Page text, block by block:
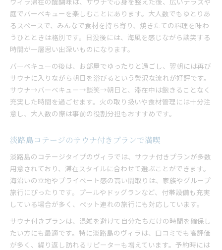
庭でバーベキューを楽しむことにあります。大人数でもゆとりあ
るスペースで、みんなで食材を持ち寄り、焼きたての料理を味わ
うひとときは格別です。日没後には、海風を感じながら談笑する
時間が一層思い出深いものになります。
バーベキューの後は、お部屋でゆったりと過ごし、翌朝には再び
サウナに入りながら朝日を浴びるという贅沢な流れが好評です。
サウナ→バーベキュー→談笑→朝日と、滞在中は飽きることなく
充実した時間を過ごせます。火の取り扱いや食材管理には十分注
意し、大人数の際は事前の役割分担もおすすめです。
淡路島コテージのサウナ付きプランで満喫
淡路島のコテージタイプのヴィラでは、サウナ付きプランが多数
用意されており、滞在スタイルに合わせて選ぶことができます。
海沿いの立地やプライベート感の高い間取りは、家族やグループ
旅行にぴったりです。プールやドッグランなど、付帯設備も充実
している場合が多く、ペット連れの旅行にも対応しています。
サウナ付きプランは、混雑を避けて自分たちだけの時間を確保し
たい方にも最適です。特に淡路島のヴィラは、口コミでも高評価
が多く、繰り返し訪れるリピーターも増えています。予約時には